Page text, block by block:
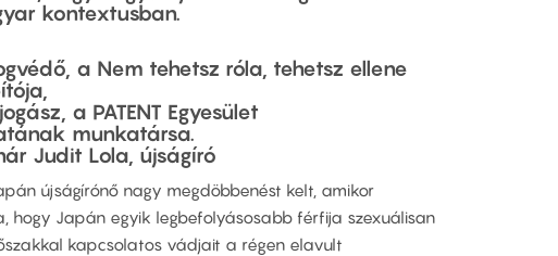
kontextusban.
a Nem tehetsz róla, tehetsz ellene
a PATENT Egyesület
munkatársa.
Judit Lola, újságíró
újságírónő nagy megdöbbenést kelt, amikor
hogy Japán egyik legbefolyásosabb férfija szexuálisan
kapcsolatos vádjait a régen elavult